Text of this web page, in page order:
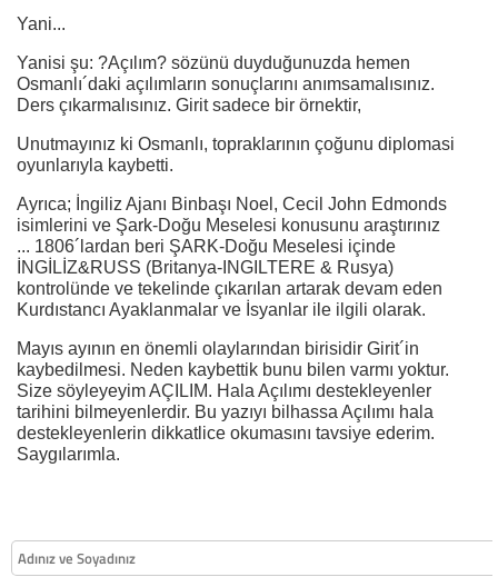
Yani...
Yanisi şu: ?Açılım? sözünü duyduğunuzda hemen
Osmanlı´daki açılımların sonuçlarını anımsamalısınız.
Ders çıkarmalısınız. Girit sadece bir örnektir,
Unutmayınız ki Osmanlı, topraklarının çoğunu diplomasi
oyunlarıyla kaybetti.
Ayrıca; İngiliz Ajanı Binbaşı Noel, Cecil John Edmonds
isimlerini ve Şark-Doğu Meselesi konusunu araştırınız
... 1806´lardan beri ŞARK-Doğu Meselesi içinde
İNGİLİZ&RUSS (Britanya-INGILTERE & Rusya)
kontrolünde ve tekelinde çıkarılan artarak devam eden
Kurdıstancı Ayaklanmalar ve İsyanlar ile ilgili olarak.
Mayıs ayının en önemli olaylarından birisidir Girit´in
kaybedilmesi. Neden kaybettik bunu bilen varmı yoktur.
Size söyleyeyim AÇILIM. Hala Açılımı destekleyenler
tarihini bilmeyenlerdir. Bu yazıyı bilhassa Açılımı hala
destekleyenlerin dikkatlice okumasını tavsiye ederim.
Saygılarımla.